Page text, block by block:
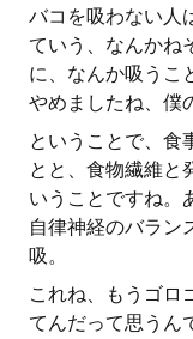
バコを吸わない人
ていう、なんかね
に、なんか吸うこ
やめましたね、僕
ということで、食
とと、食物繊維と
いうことですね。
自律神経のバラン
吸。
これね、もうゴロ
てんだって思うん